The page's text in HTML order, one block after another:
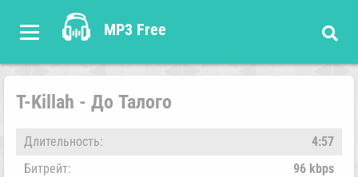
MP3 Free
T-Killah - До Талого
Длительность:
4:57
Битрейт:
96 kbps